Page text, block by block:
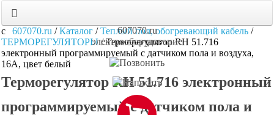
607070.ru
электрооборудование
607070.ru /Каталог /Теплый пол, обогревающий кабель /
ТЕРМОРЕГУЛЯТОРЫ/Терморегулятор RH 51.716
электронный программируемый с датчиком пола и воздуха,
16А, цвет белый
Терморегулятор RH 51.716 электронный
программируемый с датчиком пола и